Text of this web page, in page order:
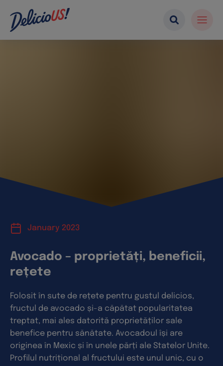
January 2023
Avocado – proprietăți, beneficii,
rețete
Folosit în sute de rețete pentru gustul delicios,
fructul de avocado și-a căpătat popularitatea
treptat, mai ales datorită proprietăților sale
benefice pentru sănătate. Avocadoul își are
originea în Mexic și în unele părți ale Statelor Unite.
Profilul nutrițional al fructului este unul unic, cu o